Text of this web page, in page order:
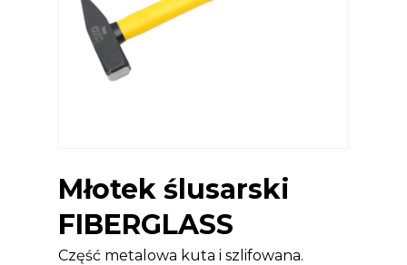
Młotek ślusarski
FIBERGLASS
Część metalowa kuta i szlifowana.